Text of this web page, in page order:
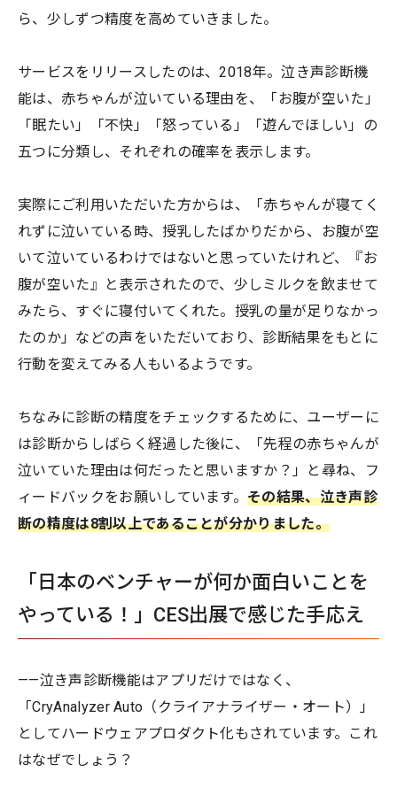
ら、少しずつ精度を高めていきました。
サービスをリリースしたのは、2018年。泣き声診断機
能は、赤ちゃんが泣いている理由を、「お腹が空いた」
「眠たい」「不快」「怒っている」「遊んでほしい」の
五つに分類し、それぞれの確率を表示します。
実際にご利用いただいた方からは、「赤ちゃんが寝てく
れずに泣いている時、授乳したばかりだから、お腹が空
いて泣いているわけではないと思っていたけれど、『お
腹が空いた』と表示されたので、少しミルクを飲ませて
みたら、すぐに寝付いてくれた。授乳の量が足りなかっ
たのか」などの声をいただいており、診断結果をもとに
行動を変えてみる人もいるようです。
ちなみに診断の精度をチェックするために、ユーザーに
は診断からしばらく経過した後に、「先程の赤ちゃんが
泣いていた理由は何だったと思いますか？」と尋ね、フ
ィードバックをお願いしています。その結果、泣き声診
断の精度は8割以上であることが分かりました。
「日本のベンチャーが何か面白いことを
やっている！」CES出展で感じた手応え
——泣き声診断機能はアプリだけではなく、
「CryAnalyzer Auto（クライアナライザー・オート）」
としてハードウェアプロダクト化もされています。これ
はなぜでしょう？